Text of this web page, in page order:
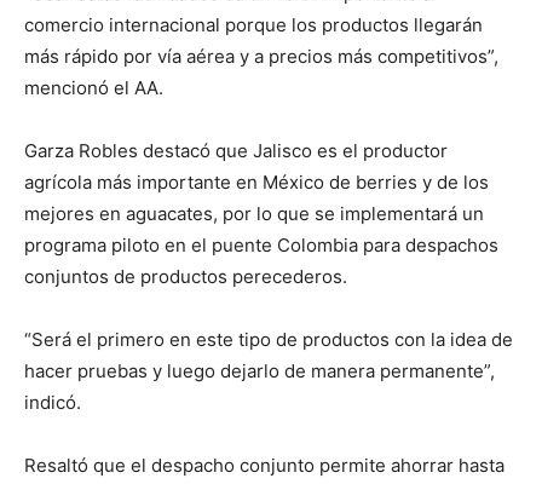
comercio internacional porque los productos llegarán
más rápido por vía aérea y a precios más competitivos”,
mencionó el AA.
Garza Robles destacó que Jalisco es el productor
agrícola más importante en México de berries y de los
mejores en aguacates, por lo que se implementará un
programa piloto en el puente Colombia para despachos
conjuntos de productos perecederos.
“Será el primero en este tipo de productos con la idea de
hacer pruebas y luego dejarlo de manera permanente”,
indicó.
Resaltó que el despacho conjunto permite ahorrar hasta